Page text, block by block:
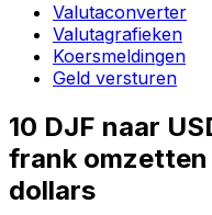
Valutaconverter
Valutagrafieken
Koersmeldingen
Geld versturen
10 DJF naar
frank omzetten
dollars